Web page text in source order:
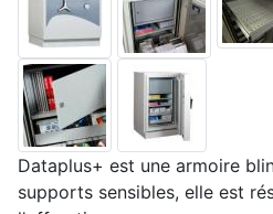
Dataplus+ est une armoire
supports sensibles, elle est